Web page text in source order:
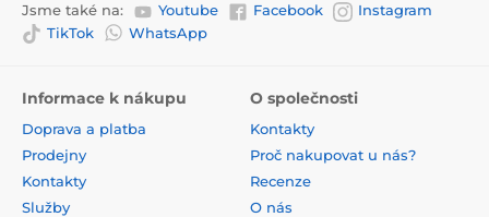
Jsme také na: Youtube Facebook
Instagram
TikTok
WhatsApp
Informace k nákupu
Doprava a platba
Prodejny
Kontakty
Služby
O společnosti
Kontakty
Proč nakupovat u nás?
Recenze
O nás